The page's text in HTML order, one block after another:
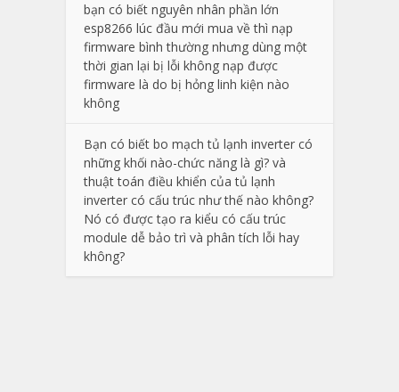
bạn có biết nguyên nhân phần lớn
esp8266 lúc đầu mới mua về thì nạp
firmware bình thường nhưng dùng một
thời gian lại bị lỗi không nạp được
firmware là do bị hỏng linh kiện nào
không
Bạn có biết bo mạch tủ lạnh inverter có
những khối nào-chức năng là gì? và
thuật toán điều khiển của tủ lạnh
inverter có cấu trúc như thế nào không?
Nó có được tạo ra kiểu có cấu trúc
module dễ bảo trì và phân tích lỗi hay
không?